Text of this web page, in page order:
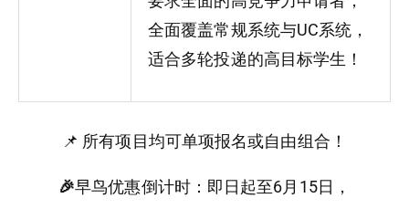
全面覆盖常规系统与UC系统，
适合多轮投递的高目标学生！
📌 所有项目均可单项报名或自由组合！
🎉早鸟优惠倒计时：即日起至6月15日，